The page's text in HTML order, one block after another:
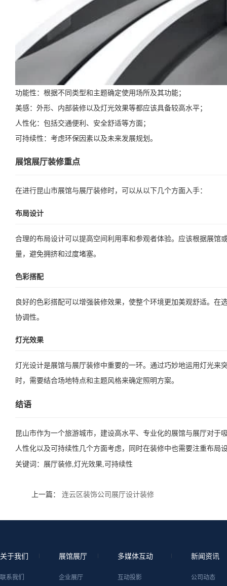
功能性：根据不同类型和主题确定使用场所及其功能；
美感：外形、内部装修以及灯光效果等都应该具备较高水平；
人性化：包括交通便利、安全舒适等方面；
可持续性：考虑环保因素以及未来发展规划。
展馆展厅装修重点
在进行昆山市展馆与展厅装修时，可以从以下几个方面入手：
布局设计
合理的布局设计可以提高空间利用率和参观者体验。应该根据展
量，避免拥挤和过度堵塞。
色彩搭配
良好的色彩搭配可以增强装修效果，使整个环境更加美观舒适。
协调性。
灯光效果
灯光设计是展馆与展厅装修中重要的一环。通过巧妙地运用灯光
时，需要结合场地特点和主题风格来确定照明方案。
结语
昆山市作为一个旅游城市，建设高水平、专业化的展馆与展厅对
人性化以及可持续性几个方面考虑，同时在装修中也需要注重布局
关键词： 展厅装修,灯光效果,可持续性
上一篇： 连云区装饰公司展厅设计装修
关于我们
联系我们
展馆展厅
企业展厅
多媒体互动
互动投影
新闻资讯
公司动态